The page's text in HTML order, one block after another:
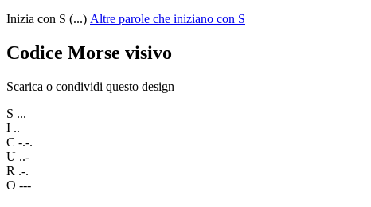
Inizia con S (...) Altre parole che iniziano con S
Codice Morse visivo
Scarica o condividi questo design
S ...
I ..
C -.-.
U ..-
R .-.
O ---